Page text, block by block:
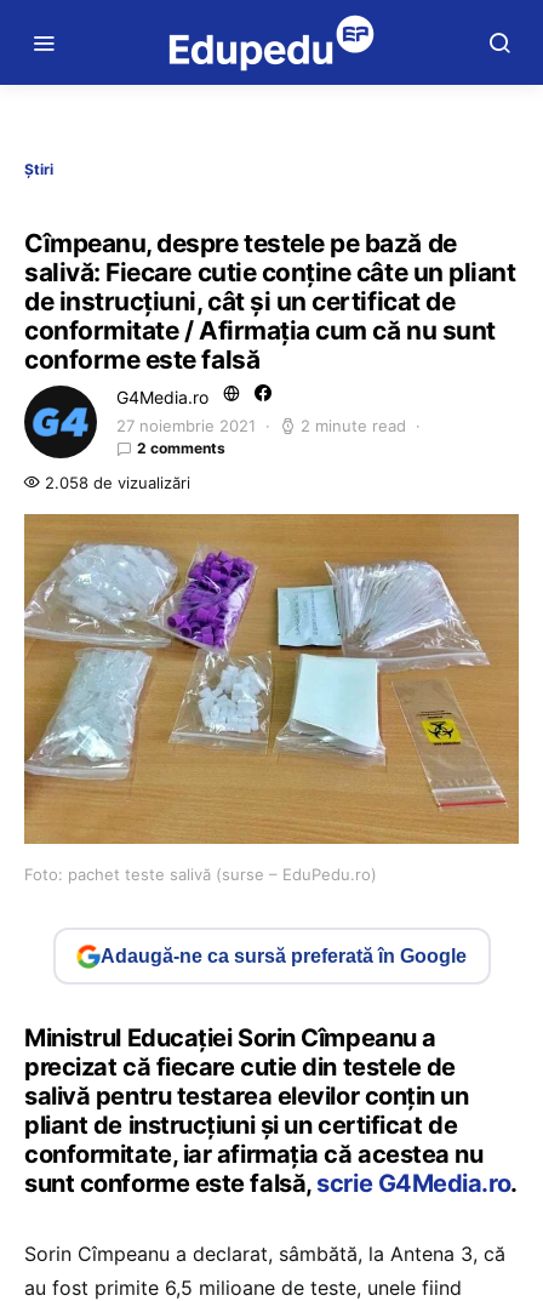
Știri
Cîmpeanu, despre testele pe bază de
salivă: Fiecare cutie conţine câte un pliant
de instrucţiuni, cât şi un certificat de
conformitate / Afirmaţia cum că nu sunt
conforme este falsă
G4Media.ro
27 noiembrie 2021 2 minute read
2 comments
2.058 de vizualizări
Foto: pachet teste salivă (surse – EduPedu.ro)
Adaugă-ne ca sursă preferată în Google
Ministrul Educaţiei Sorin Cîmpeanu a
precizat că fiecare cutie din testele de
salivă pentru testarea elevilor conţin un
pliant de instrucţiuni şi un certificat de
conformitate, iar afirmaţia că acestea nu
sunt conforme este falsă, scrie G4Media.ro.
Sorin Cîmpeanu a declarat, sâmbătă, la Antena 3, că
au fost primite 6,5 milioane de teste, unele fiind